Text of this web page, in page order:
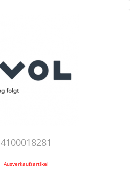
4100018281
Ausverkaufsartikel